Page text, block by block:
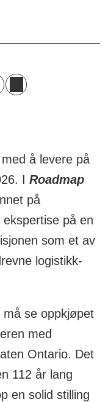
å levere på
I Roadmap
på
på en
som et av
logistikk-
se oppkjøpet
med
Ontario. Det
112 år lang
en solid stilling